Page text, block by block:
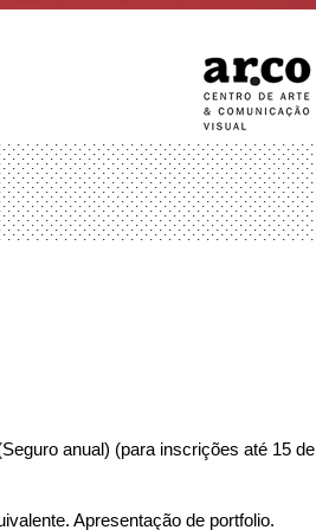
anual) (para inscrições até 15 de
Apresentação de portfolio.